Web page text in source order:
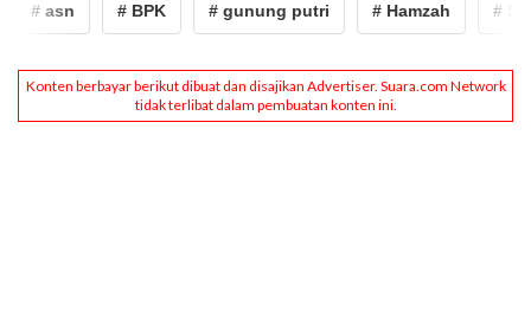
# asn # BPK # gunung putri # Hamzah # Silfi